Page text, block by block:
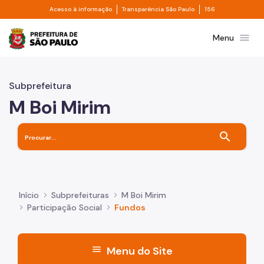
Pular para o Conteúdo principal
Acesso à informação Divisor de acesso à informação
Transparência São Paulo Divisor de
156
Prefeitura de São PauloMenu menu
Subprefeitura
M Boi Mirim
search
Início Subprefeituras
M Boi Mirim
Participação Social
Fundos
menu Menu do Site